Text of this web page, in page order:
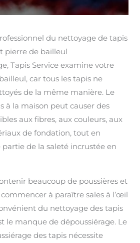
du nettoyage de tapis
pierre de bailleul
Tapis Service examine votre
car tous les tapis ne
de la même manière. Le
à la maison peut causer des
aux fibres, aux couleurs, aux
de fondation, tout en
de la saleté incrustée en
beaucoup de poussières et
à paraître sales à l’œil
du nettoyage des tapis
le manque de dépoussiérage. Le
des tapis nécessite